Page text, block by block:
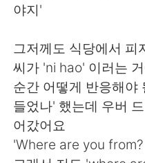
야지'
그저께도 식당에서 피
씨가 'ni hao' 이러는
순간 어떻게 반응해야
들었나' 했는데 우버
어갔어요
'Where are you